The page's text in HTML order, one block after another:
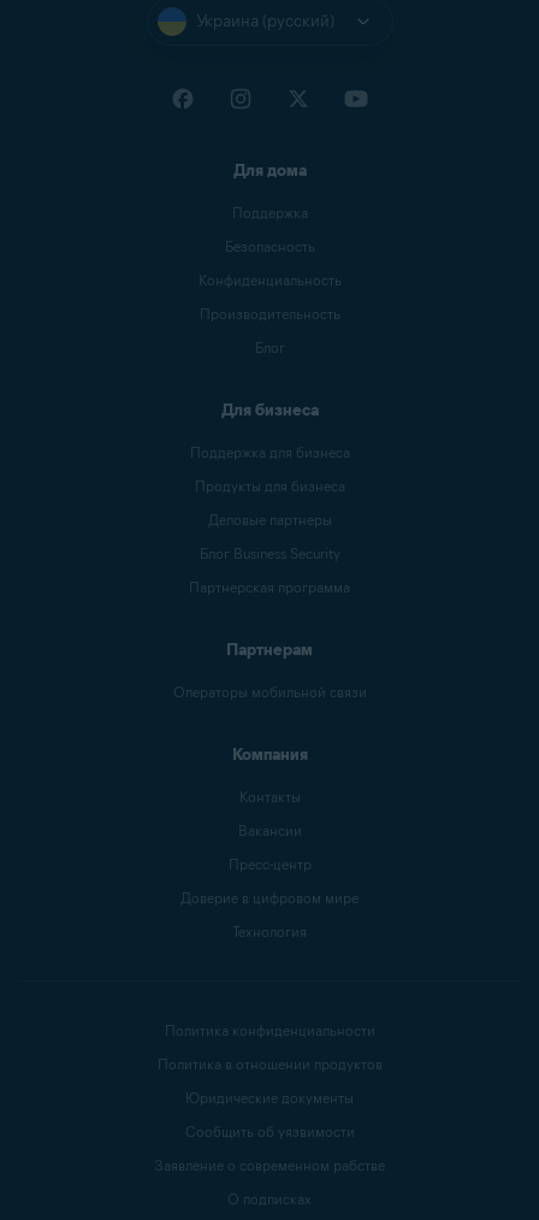
Украина (русский)
Для дома
Поддержка
Безопасность
Конфиденциальность
Производительность
Блог
Для бизнеса
Поддержка для бизнеса
Продукты для бизнеса
Деловые партнеры
Блог Business Security
Партнерская программа
Партнерам
Операторы мобильной связи
Компания
Контакты
Вакансии
Пресс-центр
Доверие в цифровом мире
Технология
Политика конфиденциальности
Политика в отношении продуктов
Юридические документы
Сообщить об уязвимости
Заявление о современном рабстве
О подписках